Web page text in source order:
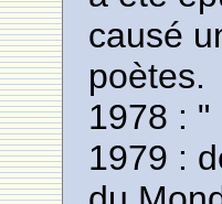
causé
poètes.
1978 : "
1979 :